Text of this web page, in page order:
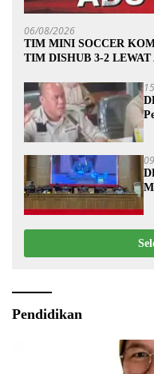
06/08/2026
TIM MINI SOCCER
TIM DISHUB 3-2
Pendidikan